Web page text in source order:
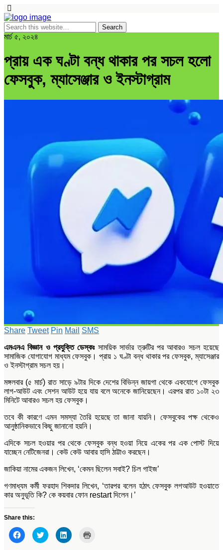
মার্চ ৫, ২০২৪
প্রায় এক ঘণ্টা বন্ধ থাকার পর সচল হলো
ফেসবুক, ম্যাসেঞ্জার ও ইনস্টাগ্রাম
Share Tweet Pin Mail SMS
এমএনএ বিজ্ঞান ও প্রযুক্তি ডেস্কঃসাময়িক সার্ভার ত্রুটির পর আবারও সচল হয়েছে
সামাজিক যোগাযোগ মাধ্যম ফেসবুক। প্রায় ১ ঘণ্টা বন্ধ থাকার পর ফেসবুক, ম্যাসেঞ্জার
ও ইনস্টাগ্রাম সচল হয়।
মঙ্গলবার (৫ মার্চ) রাত সাড়ে ৯টার দিকে দেশের বিভিন্ন জায়গা থেকে একযোগে ফেসবুক
লাগ-আউট এবং সেশন আউট হয়ে যায় বলে অনেকে জানিয়েছেন। এরপর রাত ১০টা ২৩
মিনিটে আবারও সচল হয় ফেসবুক।
তবে কী কারণে এমন সমস্যা তৈরি হয়েছে তা জানা যায়নি। ফেসবুকের পক্ষ থেকেও
আনুষ্ঠানিকভাবে কিছু জানানো হয়নি।
এদিকে সচল হওয়ার পর থেকে ফেসবুক বন্ধ হওয়া নিয়ে একের পর এক পোস্ট দিয়ে
যাচ্ছেন নেটিজেনরা। কেউ কেউ আবার হাসি ঠাট্টাও করছেন।
জাকিয়া নামের একজন লিখেন, ‘কেমন ছিলেন সবাই? চিল গাইজ’
গণমাধ্যম কর্মী ফরহাদ শিকদার লিখেন, ‘তারপর বলেন হঠাৎ ফেসবুক লগআউট হওয়াতে
কার অনুভূতি কি? কে কয়বার ফোন restart দিলেন।’
Share this:
Click
to
share
Click
to
share
Click
to